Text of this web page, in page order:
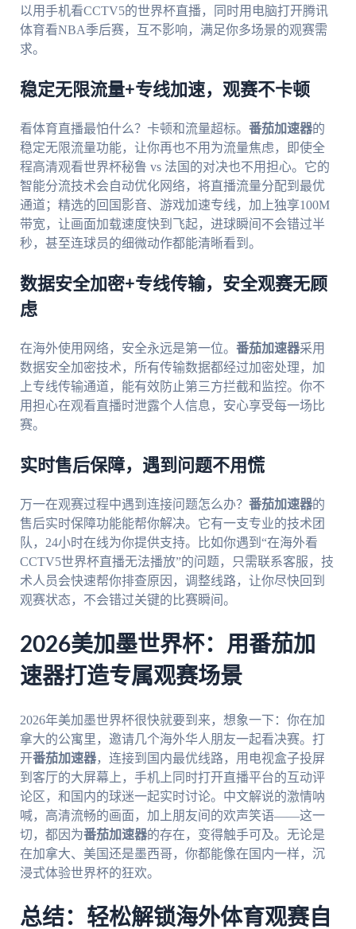
以用手机看CCTV5的世界杯直播，同时用电脑打开腾讯
体育看NBA季后赛，互不影响，满足你多场景的观赛需
求。
稳定无限流量+专线加速，观赛不卡顿
看体育直播最怕什么？卡顿和流量超标。 番茄加速器的
稳定无限流量功能，让你再也不用为流量焦虑，即使全
程高清观看世界杯秘鲁 vs 法国的对决也不用担心。它的
智能分流技术会自动优化网络，将直播流量分配到最优
通道；精选的回国影音、游戏加速专线，加上独享100M
带宽，让画面加载速度快到飞起，进球瞬间不会错过半
秒，甚至连球员的细微动作都能清晰看到。
数据安全加密+专线传输，安全观赛无顾
虑
在海外使用网络，安全永远是第一位。 番茄加速器采用
数据安全加密技术，所有传输数据都经过加密处理，加
上专线传输通道，能有效防止第三方拦截和监控。你不
用担心在观看直播时泄露个人信息，安心享受每一场比
赛。
实时售后保障，遇到问题不用慌
万一在观赛过程中遇到连接问题怎么办？ 番茄加速器的
售后实时保障功能能帮你解决。它有一支专业的技术团
队，24小时在线为你提供支持。比如你遇到“在海外看
CCTV5世界杯直播无法播放”的问题，只需联系客服，技
术人员会快速帮你排查原因，调整线路，让你尽快回到
观赛状态，不会错过关键的比赛瞬间。
2026美加墨世界杯：用番茄加
速器打造专属观赛场景
2026年美加墨世界杯很快就要到来，想象一下：你在加
拿大的公寓里，邀请几个海外华人朋友一起看决赛。打
开番茄加速器，连接到国内最优线路，用电视盒子投屏
到客厅的大屏幕上，手机上同时打开直播平台的互动评
论区，和国内的球迷一起实时讨论。中文解说的激情呐
喊，高清流畅的画面，加上朋友间的欢声笑语——这一
切，都因为番茄加速器的存在，变得触手可及。无论是
在加拿大、美国还是墨西哥，你都能像在国内一样，沉
浸式体验世界杯的狂欢。
总结：轻松解锁海外体育观赛自